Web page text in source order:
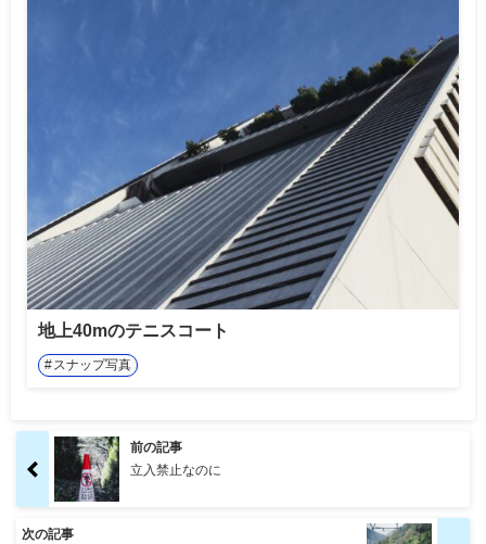
地上40mのテニスコート
スナップ写真
前の記事
立入禁止なのに
次の記事